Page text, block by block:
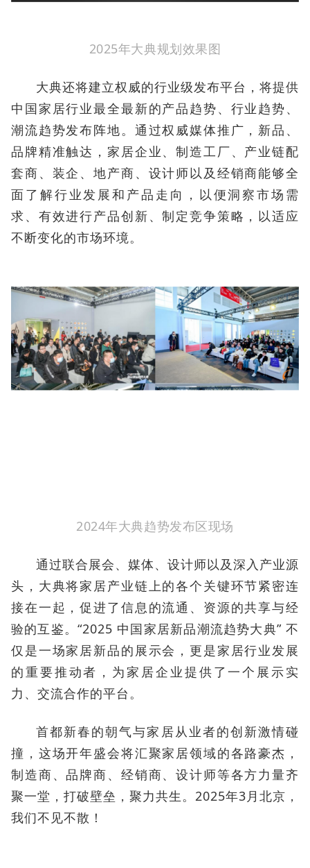
2025年大典规划效果图
大典还将建立权威的行业级发布平台，将提供
中国家居行业最全最新的产品趋势、行业趋势、
潮流趋势发布阵地。通过权威媒体推广，新品、
品牌精准触达，家居企业、制造工厂、产业链配
套商、装企、地产商、设计师以及经销商能够全
面了解行业发展和产品走向，以便洞察市场需
求、有效进行产品创新、制定竞争策略，以适应
不断变化的市场环境。
2024年大典趋势发布区现场
通过联合展会、媒体、设计师以及深入产业源
头，大典将家居产业链上的各个关键环节紧密连
接在一起，促进了信息的流通、资源的共享与经
验的互鉴。“2025 中国家居新品潮流趋势大典” 不
仅是一场家居新品的展示会，更是家居行业发展
的重要推动者，为家居企业提供了一个展示实
力、交流合作的平台。
首都新春的朝气与家居从业者的创新激情碰
撞，这场开年盛会将汇聚家居领域的各路豪杰，
制造商、品牌商、经销商、设计师等各方力量齐
聚一堂，打破壁垒，聚力共生。2025年3月北京，
我们不见不散！